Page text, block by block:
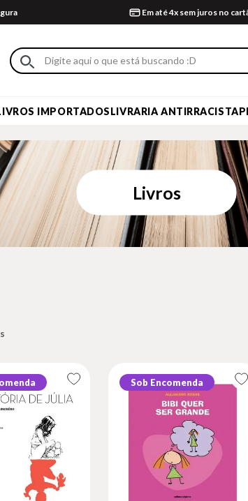
Em até 4x sem juros no
IMPORTADOSLIVRARIA ANTIRRACISTA
Livros
Sob Encomenda